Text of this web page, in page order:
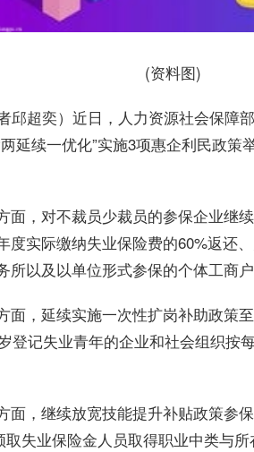
(资料图)
邱超奕）近日，人力资源社会保障
延续一优化”实施3项惠企利民政
面，对不裁员少裁员的参保企业继
度实际缴纳失业保险费的60%返还
以及以单位形式参保的个体工商户
面，延续实施一次性扩岗补助政策
登记失业青年的企业和社会组织按
面，继续放宽技能提升补贴政策参
失业保险金人员取得职业中类与